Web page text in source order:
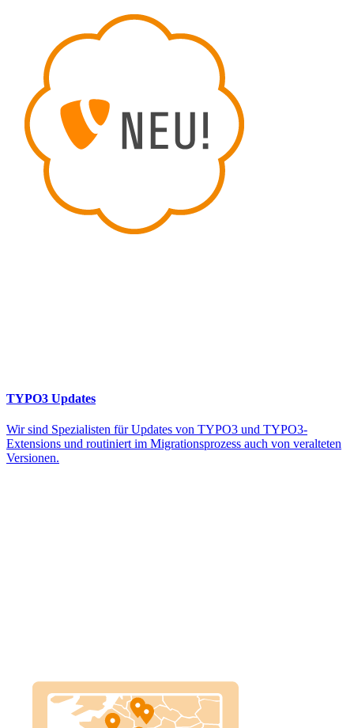
TYPO3 Updates
Wir sind Spezialisten für Updates von TYPO3 und TYPO3-
Extensions und routiniert im Migrationsprozess auch von veralteten
Versionen.